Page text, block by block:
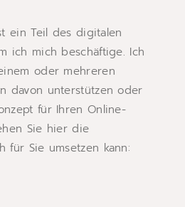
ein Teil des digitalen
ich mich beschäftige. Ich
oder mehreren
davon unterstützen oder
für Ihren Online-
Sie hier die
für Sie umsetzen kann: